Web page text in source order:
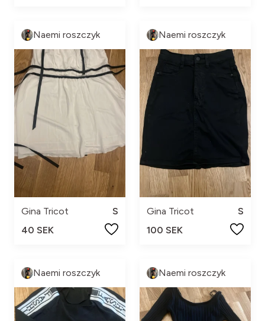
Naemi roszczyk
Gina Tricot
S
40 SEK
Naemi roszczyk
Gina Tricot
S
100 SEK
Naemi roszczyk Naemi roszczyk